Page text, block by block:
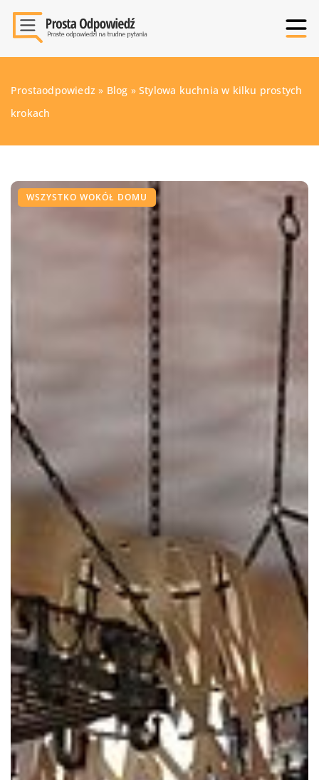
Prostaodpowiedz » Blog »Stylowa kuchnia w kilku prostych
krokach
WSZYSTKO WOKÓŁ DOMU